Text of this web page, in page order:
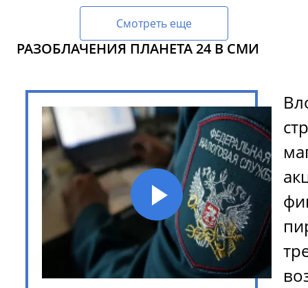
Смотреть еще
РАЗОБЛАЧЕНИЯ ПЛАНЕТА 24 В СМИ